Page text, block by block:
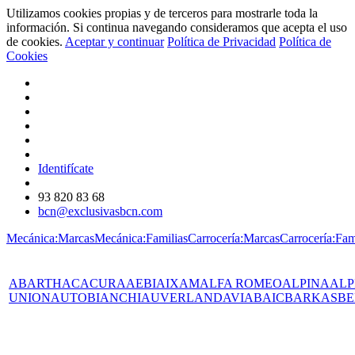
Utilizamos cookies propias y de terceros para mostrarle toda la
información. Si continua navegando consideramos que acepta el uso
de cookies. Aceptar y continuar Política de Privacidad Política de
Cookies
Identifícate
93 820 83 68
bcn@exclusivasbcn.com
Mecánica:MarcasMecánica:FamiliasCarrocería:Marcas
ABARTHACACURAAEBIAIXAMALFA ROMEOALPINA
UNIONAUTOBIANCHIAUVERLANDAVIABAICBARKAS